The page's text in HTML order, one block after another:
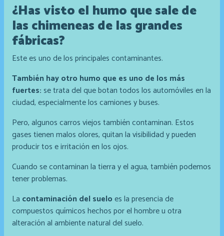
¿Has visto el humo que sale de
las chimeneas de las grandes
fábricas?
Este es uno de los principales contaminantes.
También hay otro humo que es uno de los más
fuertes: se trata del que botan todos los automóviles en la
ciudad, especialmente los camiones y buses.
Pero, algunos carros viejos también contaminan. Estos
gases tienen malos olores, quitan la visibilidad y pueden
producir tos e irritación en los ojos.
Cuando se contaminan la tierra y el agua, también podemos
tener problemas.
La contaminación del sueloes la presencia de
compuestos químicos hechos por el hombre u otra
alteración al ambiente natural del suelo.